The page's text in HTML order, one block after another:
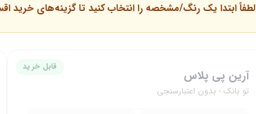
لطفاً ابتدا یک رنگ/مشخصه را انتخاب کنید تا گزینه‌های خرید
قابل خرید
آرین پی پلاس
تو بانک - بدون اعتبارسنجی